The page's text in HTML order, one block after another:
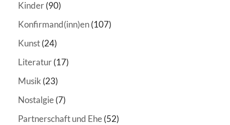
Kinder(90)
Konfirmand(inn)en(107)
Kunst(24)
Literatur(17)
Musik(23)
Nostalgie(7)
Partnerschaft und Ehe(52)